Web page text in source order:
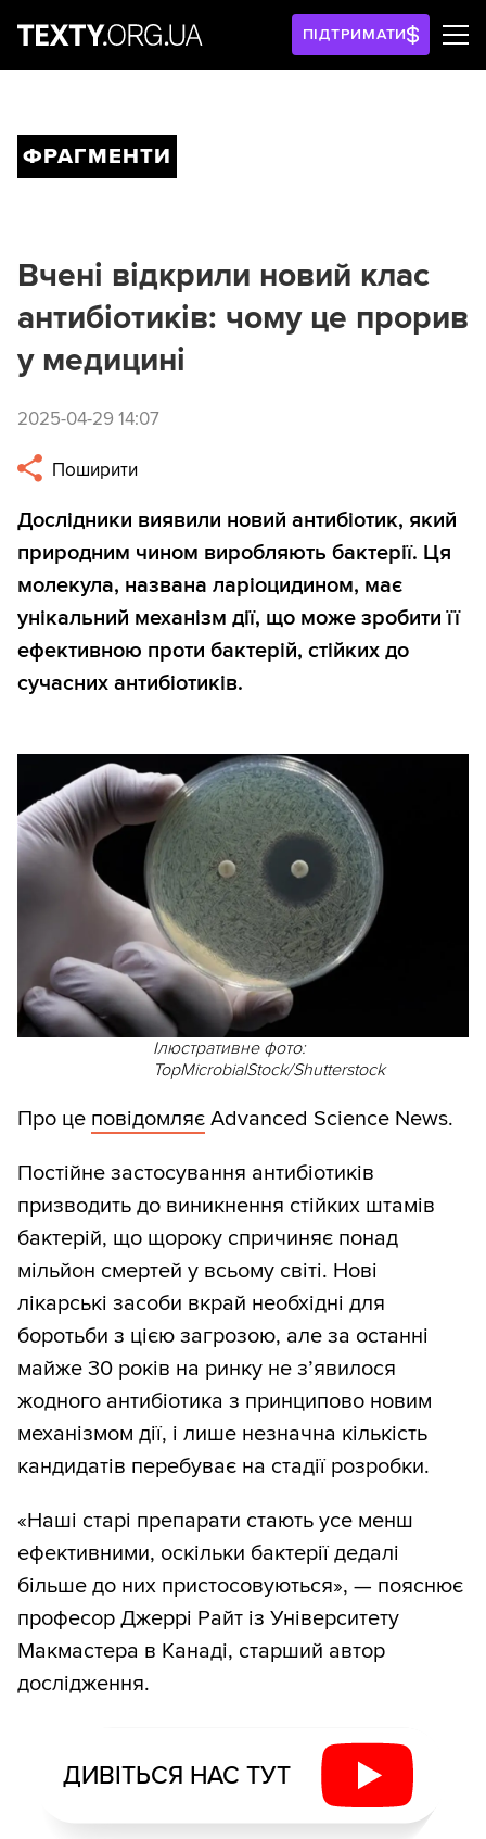
ПІДТРИМАТИ
ФРАГМЕНТИ
Вчені відкрили новий клас
антибіотиків: чому це прорив
у медицині
2025-04-29 14:07
Поширити
Дослідники виявили новий антибіотик, який
природним чином виробляють бактерії. Ця
молекула, названа ларіоцидином, має
унікальний механізм дії, що може зробити її
ефективною проти бактерій, стійких до
сучасних антибіотиків.
Ілюстративне фото:
TopMicrobialStock/Shutterstock
Про це повідомляє Advanced Science News.
Постійне застосування антибіотиків
призводить до виникнення стійких штамів
бактерій, що щороку спричиняє понад
мільйон смертей у всьому світі. Нові
лікарські засоби вкрай необхідні для
боротьби з цією загрозою, але за останні
майже 30 років на ринку не з’явилося
жодного антибіотика з принципово новим
механізмом дії, і лише незначна кількість
кандидатів перебуває на стадії розробки.​
«Наші старі препарати стають усе менш
ефективними, оскільки бактерії дедалі
більше до них пристосовуються», — пояснює
професор Джеррі Райт із Університету
Макмастера в Канаді, старший автор
дослідження.
ДИВІТЬСЯ НАС ТУТ